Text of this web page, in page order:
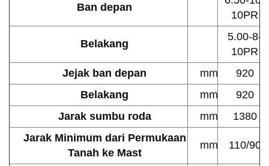
Ban depan
10PR
Belakang
5.00-8-
10PR
Jejak ban depan
mm
920
Belakang
mm
920
Jarak sumbu roda
mm
1380
Jarak Minimum dari Permukaan
Tanah ke Mast
mm 110/90